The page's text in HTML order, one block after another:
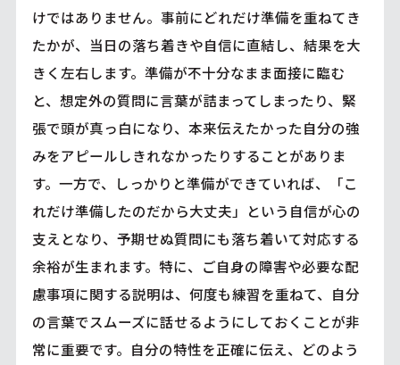
けではありません。事前にどれだけ準備を重ねてき
たかが、当日の落ち着きや自信に直結し、結果を大
きく左右します。準備が不十分なまま面接に臨む
と、想定外の質問に言葉が詰まってしまったり、緊
張で頭が真っ白になり、本来伝えたかった自分の強
みをアピールしきれなかったりすることがありま
す。一方で、しっかりと準備ができていれば、「こ
れだけ準備したのだから大丈夫」という自信が心の
支えとなり、予期せぬ質問にも落ち着いて対応する
余裕が生まれます。特に、ご自身の障害や必要な配
慮事項に関する説明は、何度も練習を重ねて、自分
の言葉でスムーズに話せるようにしておくことが非
常に重要です。自分の特性を正確に伝え、どのよう